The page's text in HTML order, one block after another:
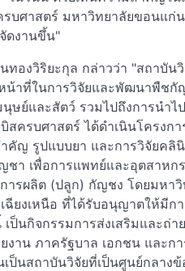
บศาสตร์ มหาวิทยาลัยขอนแก่
ดงานขึ้น"
ทองวิริยะกุล กล่าวว่า "สถาบั
น้าที่ในการวิจัยและพัฒนาพืชกั
ษย์และสัตว์ รวมไปถึงการนำไ
สครบศาสตร์ ได้ดำเนินโครงก
ำคัญ รูปแบบยา และการวิจัยค
ชา เพื่อการแพทย์และอุตสาห
ารผลิต (ปลูก) กัญชง โดยมหา
ฉียงเหนือ ที่ได้รับอนุญาตให้มีก
ป็นกิจกรรมการส่งเสริมและถ่
าน ภาครัฐบาล เอกชน และก
ป็นสถาบันวิจัยที่เป็นศูนย์กลาง